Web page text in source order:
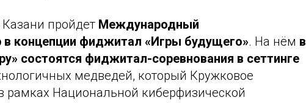
Казани пройдет Международный
в концепции фиджитал «Игры будущего». На нём в
состоятся фиджитал-соревнования в сеттинге
медведей, который Кружковое
рамках Национальной киберфизической